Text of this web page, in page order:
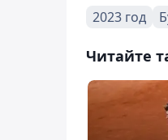
2023 год
Читайте